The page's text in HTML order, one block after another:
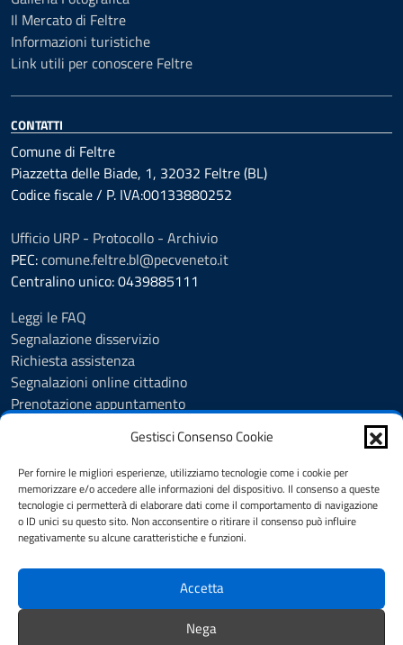
Gestisci Consenso Cookie
Per fornire le migliori esperienze, utilizziamo tecnologie come i cookie per
memorizzare e/o accedere alle informazioni del dispositivo. Il consenso a queste
tecnologie ci permetterà di elaborare dati come il comportamento di navigazione
o ID unici su questo sito. Non acconsentire o ritirare il consenso può influire
negativamente su alcune caratteristiche e funzioni.
Accetta
Nega
Il Mercato di Feltre
Informazioni turistiche
Link utili per conoscere Feltre
CONTATTI
Comune di Feltre
Piazzetta delle Biade, 1, 32032 Feltre (BL)
Codice fiscale / P. IVA:00133880252
Ufficio URP - Protocollo - Archivio
PEC:comune.feltre.bl@pecveneto.it
Centralino unico: 0439885111
Leggi le FAQ
Segnalazione disservizio
Richiesta assistenza
Segnalazioni online cittadino
Prenotazione appuntamento
Amministrazione trasparente
Informativa privacy
Cookie Policy (UE)
Dichiarazione di accessibilità
SEGUICI SU